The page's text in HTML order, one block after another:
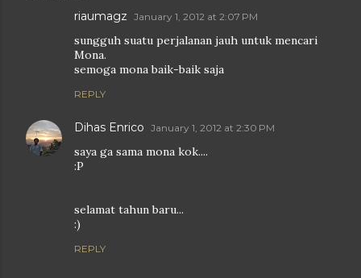
riaumagz January 1, 2012 at 2:07 PM
sungguh suatu perjalanan jauh untuk mencari
Mona.
semoga mona baik-baik saja
REPLY
Dihas Enrico January 1, 2012 at 2:30 PM
saya ga sama mona kok....
:P
selamat tahun baru...
:)
REPLY